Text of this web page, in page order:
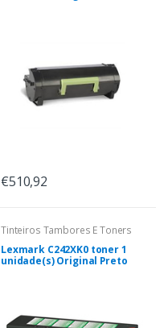
€510,92
Tinteiros Tambores E Toners
Lexmark C242XK0 toner 1
unidade(s) Original Preto